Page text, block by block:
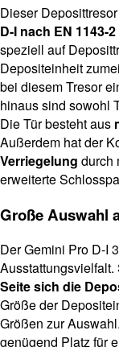
Dieser
D-I nach EN 1143-2
speziell auf
Depositeinheit
bei diesem Tresor
hinaus sind sowohl
Die Tür besteht aus
Außerdem hat der
Verriegelung durch
erweiterte
Große Auswahl
Der Gemini Pro D-I
Seite sich die
Größe der
Größen zur
genügend Platz für